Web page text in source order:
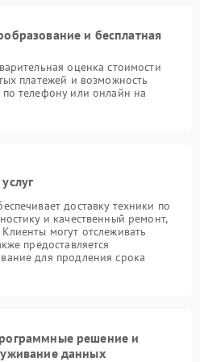
и бесплатная
оценка стоимости
платежей и возможность
по телефону или онлайн на
доставку техники по
и качественный ремонт,
могут отслеживать
предоставляется
для продления срока
решение и
данных